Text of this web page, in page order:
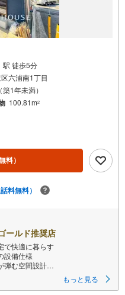
駅 徒歩5分
六浦南1丁目
1年未満）
100.81m2
料）
話料無料）
ールド推奨店
で快適に暮らす
設備仕様
弾む空間設計
もっと見る